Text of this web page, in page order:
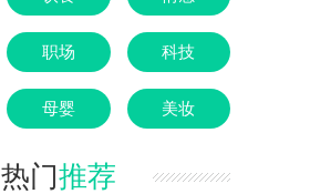
职场 科技
母婴 美妆
热门推荐